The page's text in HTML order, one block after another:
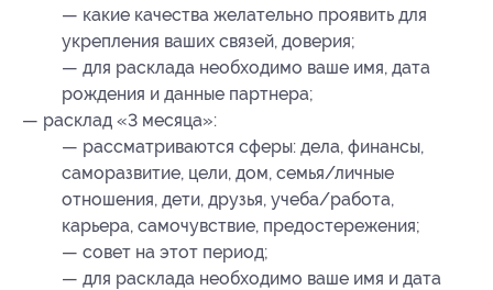
— какие качества желательно проявить для
укрепления ваших связей, доверия;
— для расклада необходимо ваше имя, дата
рождения и данные партнера;
— расклад «3 месяца»:
— рассматриваются сферы: дела, финансы,
саморазвитие, цели, дом, семья/личные
отношения, дети, друзья, учеба/работа,
карьера, самочувствие, предостережения;
— совет на этот период;
— для расклада необходимо ваше имя и дата